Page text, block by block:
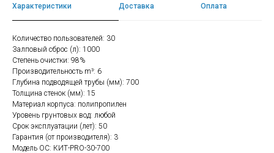
Характеристики Доставка Оплата
Количество пользователей: 30
Залповый сброс (л): 1000
Степень очистки: 98%
Производительность m³: 6
Глубина подводящей трубы (мм): 700
Толщина стенок (мм): 15
Материал корпуса: полипропилен
Уровень грунтовых вод: любой
Срок эксплуатации (лет): 50
Гарантия (от производителя): 3
Модель ОС: КИТ-PRO-30-700